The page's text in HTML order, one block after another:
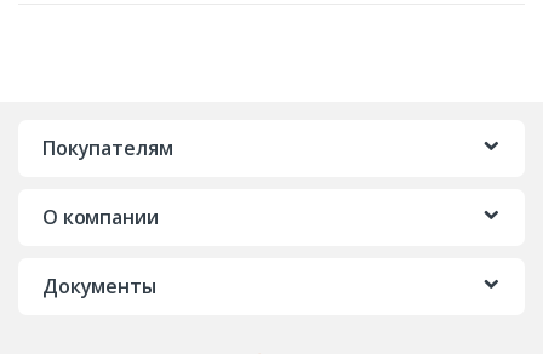
Покупателям
О компании
Документы